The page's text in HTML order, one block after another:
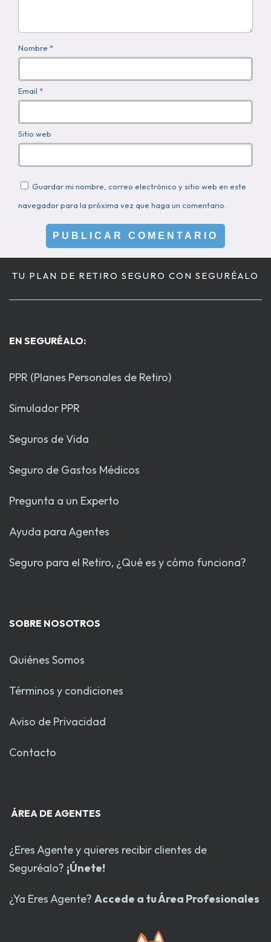
Nombre *
Email *
Sitio web
Guardar mi nombre, correo electrónico y sitio web en este
navegador para la próxima vez que haga un comentario.
TU PLAN DE RETIRO SEGURO CON SEGURÉALO
EN SEGURÉALO:
PPR (Planes Personales de Retiro)
Simulador PPR
Seguros de Vida
Seguro de Gastos Médicos
Pregunta a un Experto
Ayuda para Agentes
Seguro para el Retiro, ¿Qué es y cómo funciona?
SOBRE NOSOTROS
Quiénes Somos
Términos y condiciones
Aviso de Privacidad
Contacto
ÁREA DE AGENTES
¿Eres Agente y quieres recibir clientes de
Seguréalo? ¡Únete!
¿Ya Eres Agente? Accede a tu Área Profesionales